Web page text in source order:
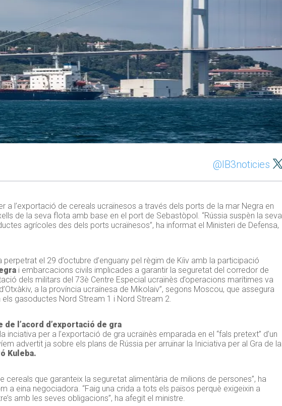
@IB3noticies
a l’exportació de cereals ucraïnesos a través dels ports de la mar Negra en
de la seva flota amb base en el port de Sebastòpol. “Rússia suspèn la seva
agrícoles des dels ports ucraïnesos”, ha informat el Ministeri de Defensa,
el 29 d’octubre d’enguany pel règim de Kíiv amb la participació
i embarcacions civils implicades a garantir la seguretat del corredor de
dels militars del 73è Centre Especial ucraïnès d’operacions marítimes va
a la província ucraïnesa de Mikolaiv”, segons Moscou, que assegura
gasoductes Nord Stream 1 i Nord Stream 2.
de l’acord d’exportació de gra
inciativa per a l’exportació de gra ucraïnès emparada en el “fals pretext” d’un
advertit ja sobre els plans de Rússia per arruïnar la Iniciativa per al Gra de la
Kuleba.
cereals que garanteix la seguretat alimentària de milions de persones”, ha
a eina negociadora. “Faig una crida a tots els països perquè exigeixin a
amb les seves obligacions”, ha afegit el ministre.